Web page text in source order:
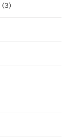
(3)